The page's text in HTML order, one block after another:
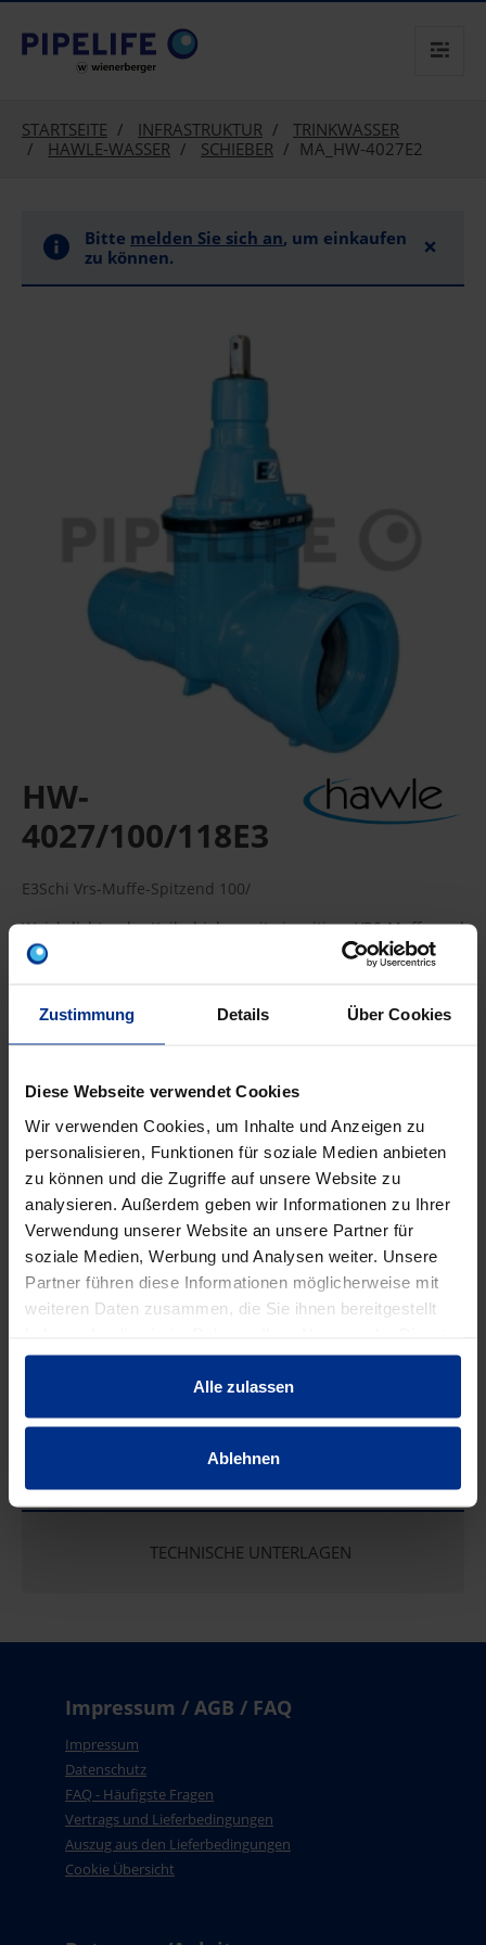
Zustimmung Details Über Cookies
Diese Webseite verwendet Cookies
Wir verwenden Cookies, um Inhalte und Anzeigen zu
personalisieren, Funktionen für soziale Medien anbieten
zu können und die Zugriffe auf unsere Website zu
analysieren. Außerdem geben wir Informationen zu Ihrer
Verwendung unserer Website an unsere Partner für
soziale Medien, Werbung und Analysen weiter. Unsere
Partner führen diese Informationen möglicherweise mit
weiteren Daten zusammen, die Sie ihnen bereitgestellt
gesammelt haben.
Alle zulassen
Ablehnen
text.skipToContent
text.skipToNavigation
STARTSEITE INFRASTRUKTUR
TRINKWASSER
HAWLE-WASSER
SCHIEBER MA_HW-4027E2
Bitte melden Sie sich an, um einkaufen
zu können.
×
HW-
4027/100/118E3
E3Schi Vrs-Muffe-Spitzend 100/
Weichdichtender Keilschieber mit einseitiger VRS-Muffe und
einseitigem VRS-Spitzende
10 Stück = 1 Palette
HW-4027/100/118E3
MINUS PLUS
Stück
Min.: 1 Stück
889,00 € AAT
EIGENSCHAFTEN
TECHNISCHE UNTERLAGEN
Impressum / AGB / FAQ
Impressum
Datenschutz
FAQ - Häufigste Fragen
Vertrags und Lieferbedingungen
Auszug aus den Lieferbedingungen
Cookie Übersicht